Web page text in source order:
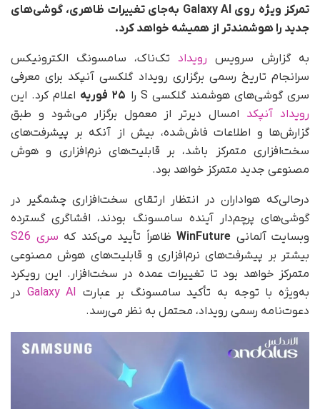
تمرکز ویژه روی Galaxy AI به‌جای تغییرات ظاهری، گوشی‌های
جدید را هوشمندتر از همیشه خواهد کرد.
به گزارش سرویس رویداد تک‌ناک، سامسونگ الکترونیکس
سرانجام تاریخ رسمی برگزاری رویداد گلکسی آنپکد برای معرفی
سری گوشی‌های هوشمند گلکسی S را
۲۵ فوریه
اعلام کرد. این
رویداد آنپکد امسال دیرتر از معمول برگزار می‌شود و طبق
گزارش‌ها و اطلاعات فاش‌شده، بیش از آنکه بر پیشرفت‌های
سخت‌افزاری متمرکز باشد، بر قابلیت‌های نرم‌افزاری و هوش
مصنوعی جدید متمرکز خواهد بود.
در‌حالی‌که هواداران در انتظار ارتقای سخت‌افزاری چشمگیر در
گوشی‌های پرچم‌دار آینده سامسونگ بودند، افشاگری گسترده
وبسایت آلمانی WinFuture ظاهراً تأیید می‌کند که سری S26
بیشتر بر پیشرفت‌های نرم‌افزاری و قابلیت‌های هوش مصنوعی
متمرکز خواهد بود تا تغییرات عمده در سخت‌افزار. این رویکرد
به‌ویژه با توجه به تأکید سامسونگ بر عبارت Galaxy AI در
دعوت‌نامه رسمی رویداد، محتمل به نظر می‌رسد.